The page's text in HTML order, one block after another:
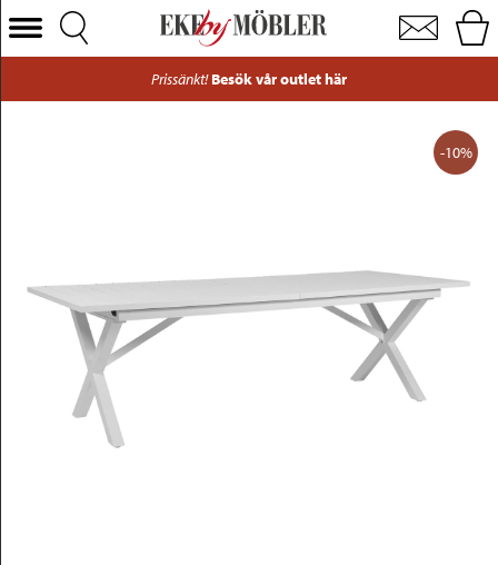
Hillmond utebord med kryssben aluminium vit 240/310x100 cm
Välj Kategori
Förvaring
Inredning
Belysning
Prissänkt! Besök vår outlet här
-10%